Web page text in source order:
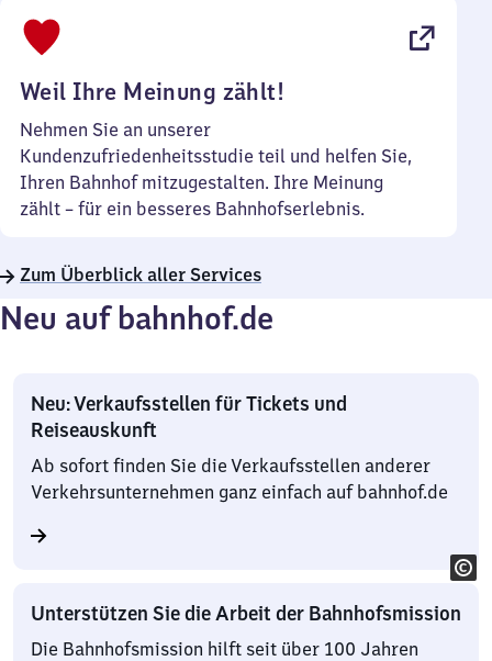
Weil Ihre Meinung zählt!
Nehmen Sie an unserer
Kundenzufriedenheitsstudie teil und helfen Sie,
Ihren Bahnhof mitzugestalten. Ihre Meinung
zählt – für ein besseres Bahnhofserlebnis.
Zum Überblick aller Services
Neu auf bahnhof.de
Neu: Verkaufsstellen für Tickets und
Reiseauskunft
Ab sofort finden Sie die Verkaufsstellen anderer
Verkehrsunternehmen ganz einfach auf bahnhof.de
Unterstützen Sie die Arbeit der Bahnhofsmission
Die Bahnhofsmission hilft seit über 100 Jahren